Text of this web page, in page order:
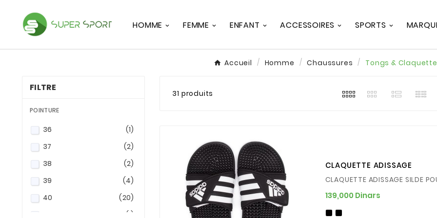
HOMME FEMME ENFANT ACCESSOIRES SPORTS
Accueil Homme Chaussures Tongs &
FILTRE
POINTURE
36
(1)
37
(2)
38
(2)
39
(4)
40
(20)
(1)
31 produits
CLAQUETTE ADISSAGE
CLAQUETTE ADISSAGE SILDE
139,000 Dinars